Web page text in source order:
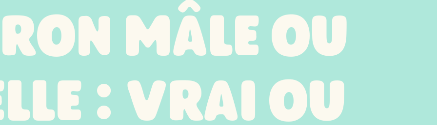
Mâle ou
: Vrai ou